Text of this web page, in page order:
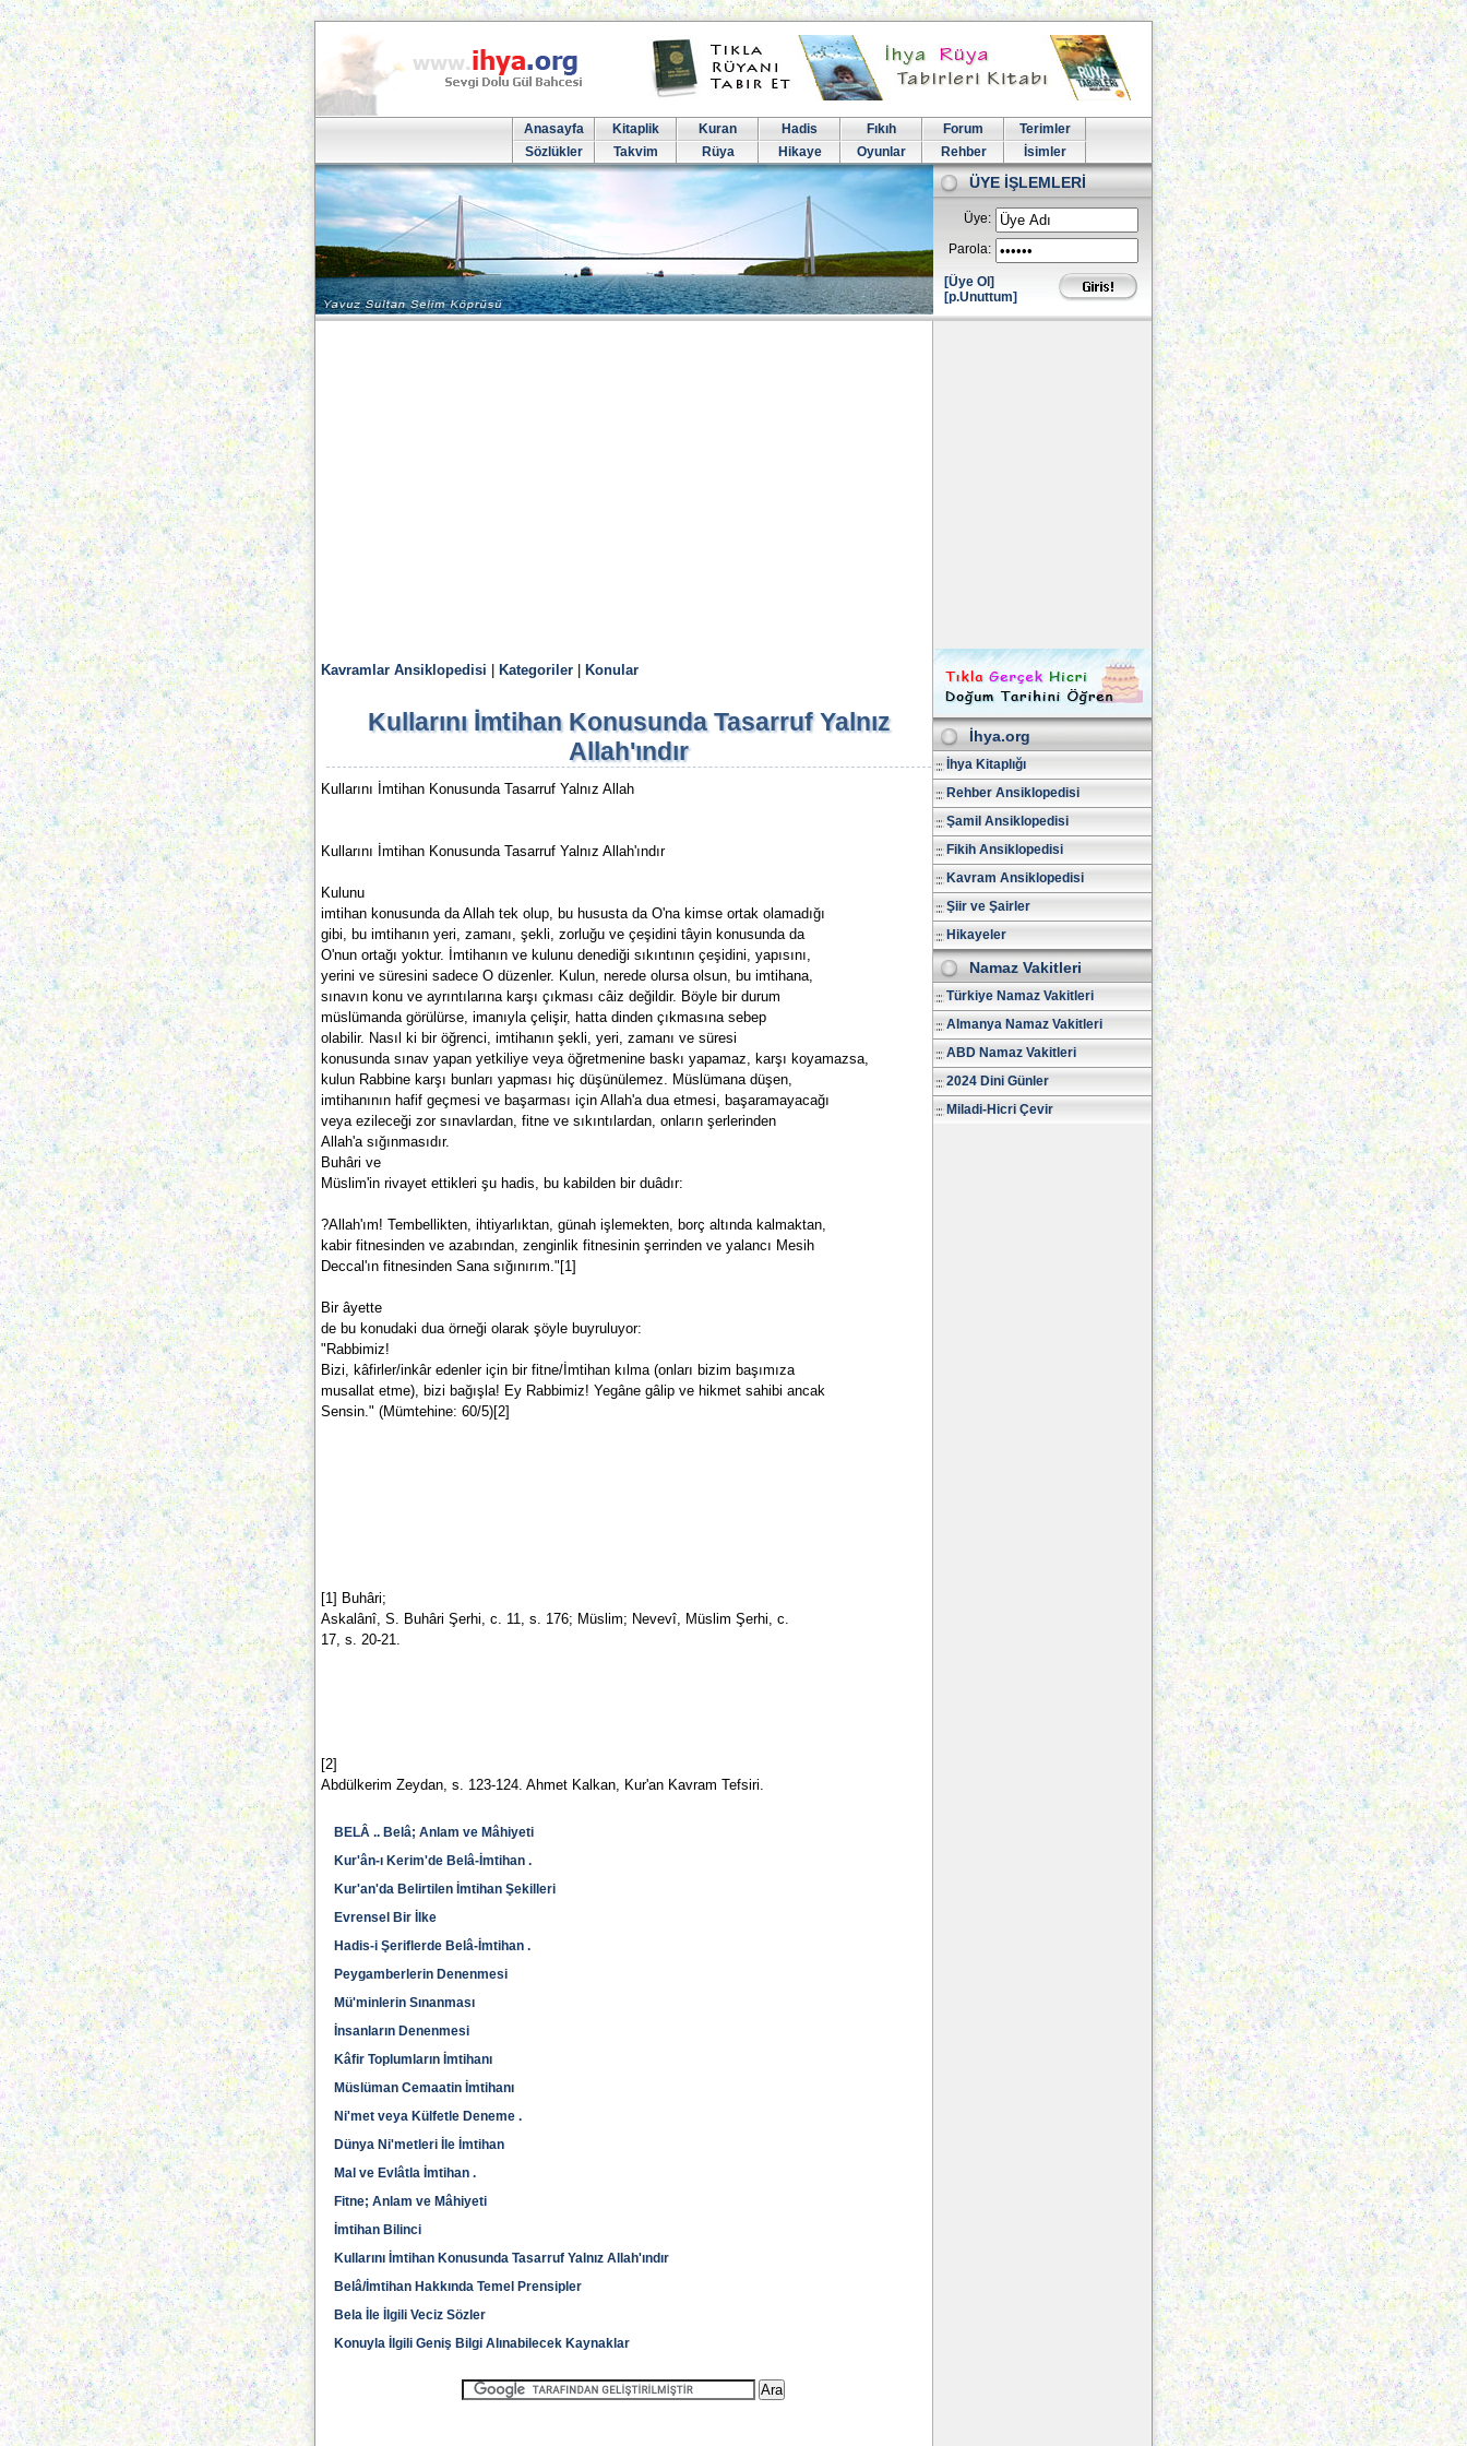
Anasayfa Kitaplik Kuran Hadis Fıkıh Forum
Terimler
Sözlükler
Takvim Rüya Hikaye Oyunlar Rehber İsimler
ÜYE İŞLEMLERİ
Üye:
Parola:
[Üye Ol]
[p.Unuttum]
Kavramlar Ansiklopedisi Kategoriler Konular
Kullarını İmtihan Konusunda Tasarruf Yalnız
Allah'ındır
Kullarını İmtihan Konusunda Tasarruf Yalnız Allah
Kullarını İmtihan Konusunda Tasarruf Yalnız Allah'ındır
Kulunu
imtihan konusunda da Allah tek olup, bu hususta da O'na kimse ortak olamadığı
gibi, bu imtihanın yeri, zamanı, şekli, zorluğu ve çeşidini tâyin konusunda da
O'nun ortağı yoktur. İmtihanın ve kulunu denediği sıkıntının çeşidini, yapısını,
yerini ve süresini sadece O düzenler. Kulun, nerede olursa olsun, bu imtihana,
sınavın konu ve ayrıntılarına karşı çıkması câiz değildir. Böyle bir durum
müslümanda görülürse, imanıyla çelişir, hatta dinden çıkmasına sebep
olabilir. Nasıl ki bir öğrenci, imtihanın şekli, yeri, zamanı ve süresi
konusunda sınav yapan yetkiliye veya öğretmenine baskı yapamaz, karşı koyamazsa,
kulun Rabbine karşı bunları yapması hiç düşünülemez. Müslümana düşen,
imtihanının hafif geçmesi ve başarması için Allah'a dua etmesi, başaramayacağı
veya ezileceği zor sınavlardan, fitne ve sıkıntılardan, onların şerlerinden
Allah'a sığınmasıdır.
Buhâri ve
Müslim'in rivayet ettikleri şu hadis, bu kabilden bir duâdır:
?Allah'ım! Tembellikten, ihtiyarlıktan, günah işlemekten, borç altında kalmaktan,
kabir fitnesinden ve azabından, zenginlik fitnesinin şerrinden ve yalancı Mesih
Deccal'ın fitnesinden Sana sığınırım."[1]
Bir âyette
de bu konudaki dua örneği olarak şöyle buyruluyor:
"Rabbimiz!
Bizi, kâfirler/inkâr edenler için bir fitne/İmtihan kılma (onları bizim başımıza
musallat etme), bizi bağışla! Ey Rabbimiz! Yegâne gâlip ve hikmet sahibi ancak
Sensin." (Mümtehine: 60/5)[2]
[1] Buhâri;
Askalânî, S. Buhâri Şerhi, c. 11, s. 176; Müslim; Nevevî, Müslim Şerhi, c.
17, s. 20-21.
[2]
Abdülkerim Zeydan, s. 123-124. Ahmet Kalkan, Kur'an Kavram Tefsiri.
BELÂ .. Belâ; Anlam ve Mâhiyeti
Kur'ân-ı Kerim'de Belâ-İmtihan .
Kur'an'da Belirtilen İmtihan Şekilleri
Evrensel Bir İlke
Hadis-i Şeriflerde Belâ-İmtihan .
Peygamberlerin Denenmesi
Mü'minlerin Sınanması
İnsanların Denenmesi
Kâfir Toplumların İmtihanı
Müslüman Cemaatin İmtihanı
Ni'met veya Külfetle Deneme .
Dünya Ni'metleri İle İmtihan
Mal ve Evlâtla İmtihan .
Fitne; Anlam ve Mâhiyeti
İmtihan Bilinci
Kullarını İmtihan Konusunda Tasarruf Yalnız Allah'ındır
Belâ/İmtihan Hakkında Temel Prensipler
Bela İle İlgili Veciz Sözler
Konuyla İlgili Geniş Bilgi Alınabilecek Kaynaklar
İhya.org
İhya Kitaplığı
Rehber Ansiklopedisi
Şamil Ansiklopedisi
Fikih Ansiklopedisi
Kavram Ansiklopedisi
Şiir ve Şairler
Hikayeler
Namaz Vakitleri
Türkiye Namaz Vakitleri
Almanya Namaz Vakitleri
ABD Namaz Vakitleri
2024 Dini Günler
Miladi-Hicri Çevir